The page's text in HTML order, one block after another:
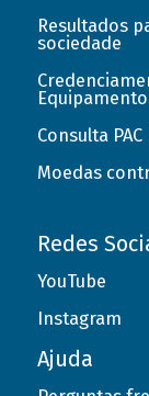
Resultados
sociedade
Consulta PAC
Moedas
Redes
YouTube
Instagram
Ajuda